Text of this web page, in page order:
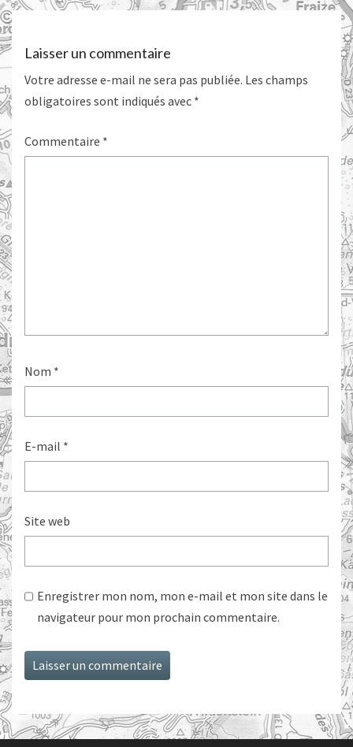
Laisser un commentaire
Votre adresse e-mail ne sera pas publiée. Les champs
obligatoires sont indiqués avec *
Commentaire *
Nom *
E-mail *
Site web
Enregistrer mon nom, mon e-mail et mon site dans le
navigateur pour mon prochain commentaire.